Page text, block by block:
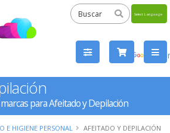
by
para Afeitado y Depilación
E HIGIENE PERSONAL AFEITADO Y DEPILACIÓN